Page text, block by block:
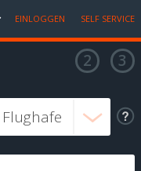
EINLOGGEN SELF SERVICE